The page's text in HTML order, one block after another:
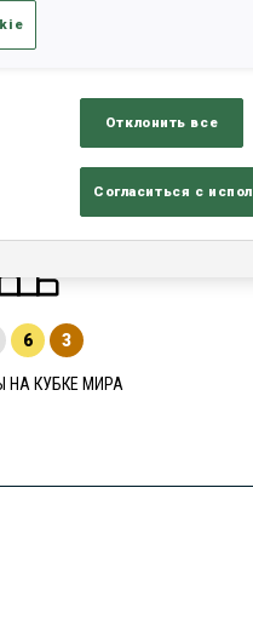
6 3
НА КУБКЕ МИРА
Отклонить все
Согласиться с